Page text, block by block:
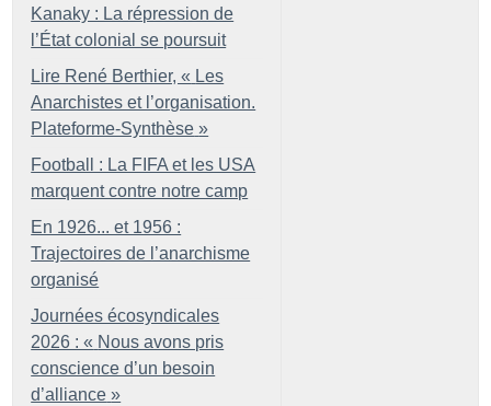
Kanaky : La répression de
l’État colonial se poursuit
Lire René Berthier, « Les
Anarchistes et l’organisation.
Plateforme-Synthèse »
Football : La FIFA et les USA
marquent contre notre camp
En 1926... et 1956 :
Trajectoires de l’anarchisme
organisé
Journées écosyndicales
2026 : « Nous avons pris
conscience d’un besoin
d’alliance »